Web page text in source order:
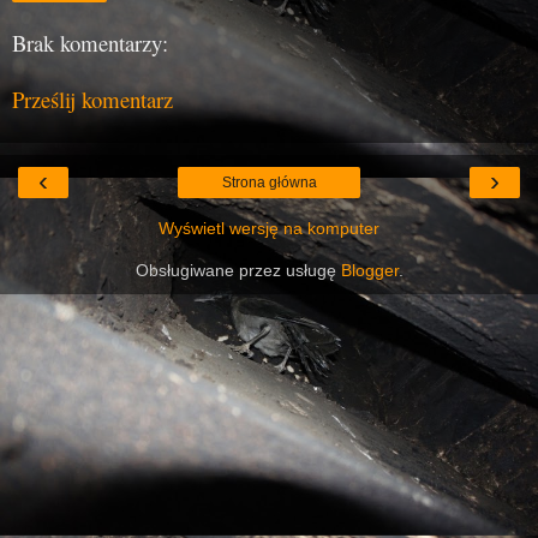
Brak komentarzy:
Prześlij komentarz
‹ ›
Strona główna
Wyświetl wersję na komputer
Obsługiwane przez usługę Blogger.